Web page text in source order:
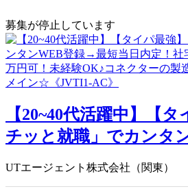
募集が停止しています
【20~40代活躍中】【
チッと就職」でカンタ
UTエージェント株式会社（関東）